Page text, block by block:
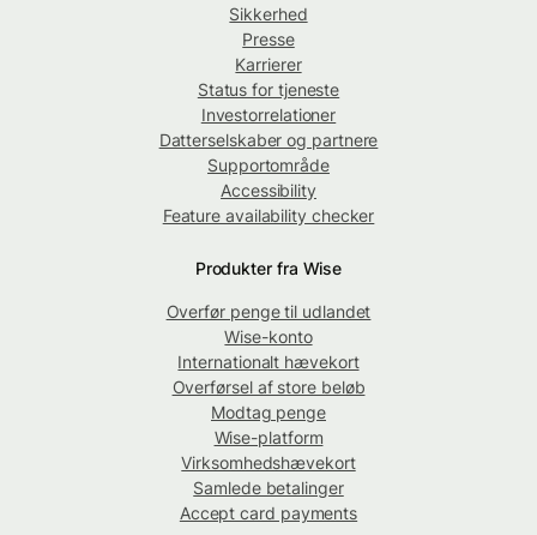
Sikkerhed
Presse
Karrierer
Status for tjeneste
Investorrelationer
Datterselskaber og partnere
Supportområde
Accessibility
Feature availability checker
Produkter fra Wise
Overfør penge til udlandet
Wise-konto
Internationalt hævekort
Overførsel af store beløb
Modtag penge
Wise-platform
Virksomhedshævekort
Samlede betalinger
Accept card payments